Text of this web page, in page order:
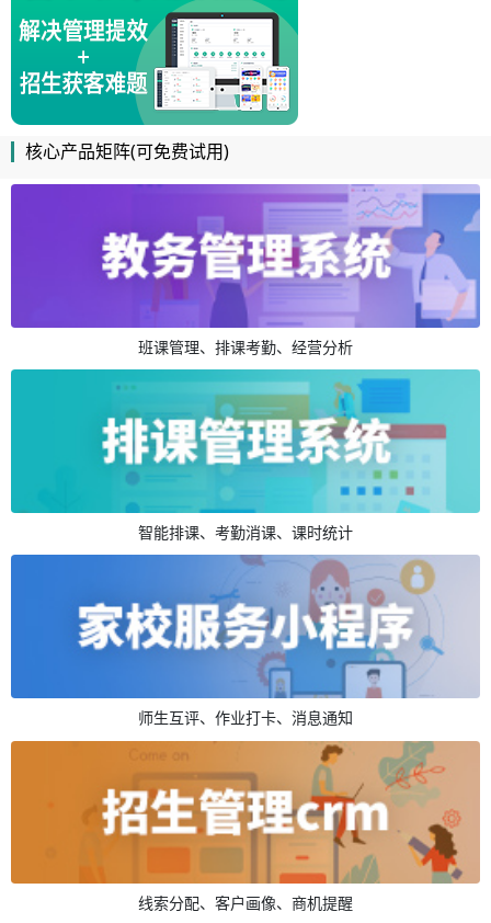
核心产品矩阵(可免费试用)
班课管理、排课考勤、经营分析
智能排课、考勤消课、课时统计
师生互评、作业打卡、消息通知
线索分配、客户画像、商机提醒